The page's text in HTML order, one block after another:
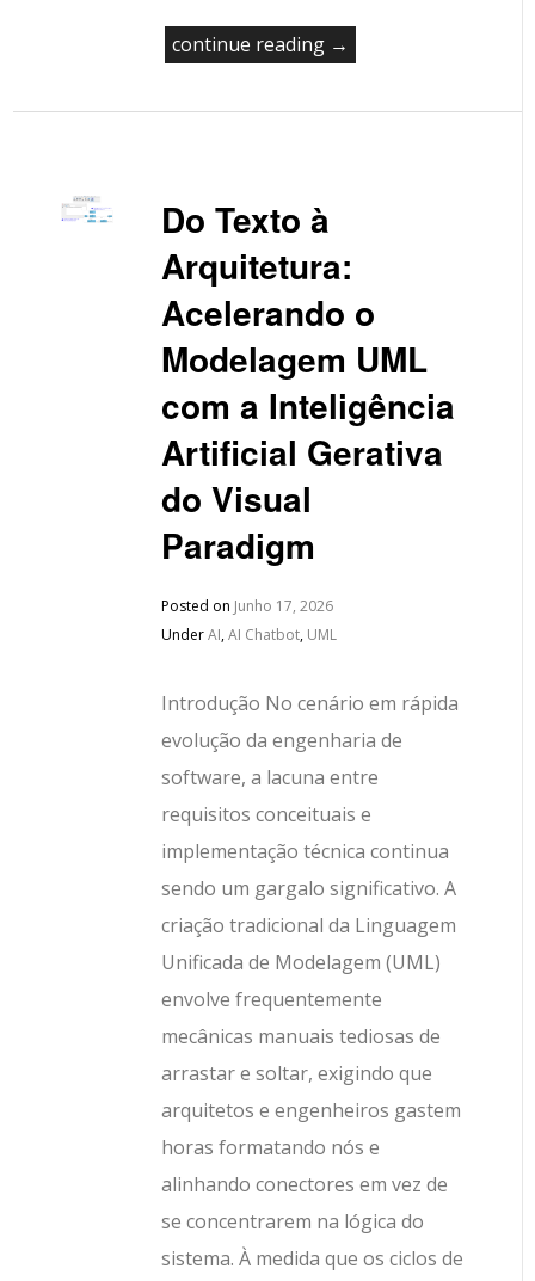
continue reading →
Do Texto à
Arquitetura:
Acelerando o
Modelagem UML
com a Inteligência
Artificial Gerativa
do Visual
Paradigm
Posted on Junho 17, 2026
UnderAI,AI Chatbot, UML
Introdução No cenário em rápida
evolução da engenharia de
software, a lacuna entre
requisitos conceituais e
implementação técnica continua
sendo um gargalo significativo. A
criação tradicional da Linguagem
Unificada de Modelagem (UML)
envolve frequentemente
mecânicas manuais tediosas de
arrastar e soltar, exigindo que
arquitetos e engenheiros gastem
horas formatando nós e
alinhando conectores em vez de
se concentrarem na lógica do
sistema. À medida que os ciclos de